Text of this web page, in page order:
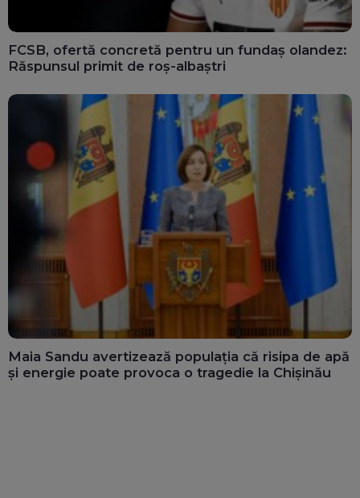
FCSB, ofertă concretă pentru un fundaș olandez:
Răspunsul primit de roș-albaștri
Maia Sandu avertizează populația că risipa de apă
și energie poate provoca o tragedie la Chișinău